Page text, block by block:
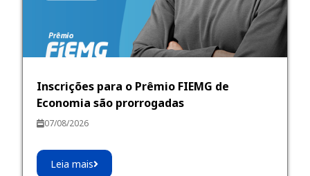
Inscrições para o Prêmio FIEMG de
Economia são prorrogadas
07/08/2026
Leia mais